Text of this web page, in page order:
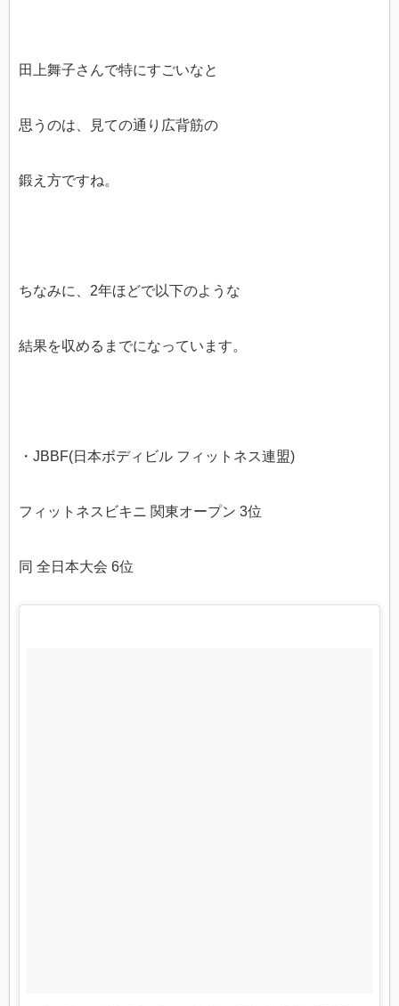
田上舞子さんで特にすごいなと
思うのは、見ての通り広背筋の
鍛え方ですね。
ちなみに、2年ほどで以下のような
結果を収めるまでになっています。
・JBBF(日本ボディビル フィットネス連盟)
フィットネスビキニ 関東オープン 3位
同 全日本大会 6位